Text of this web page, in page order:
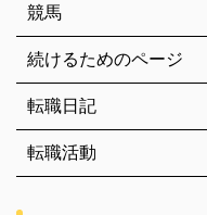
競馬
続けるためのページ
転職日記
転職活動